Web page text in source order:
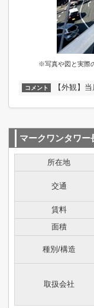
※写真や図と実際
コメント 【外観】
マークワンタワー
所在地
交通
賃料
面積
種別/構造
取扱会社